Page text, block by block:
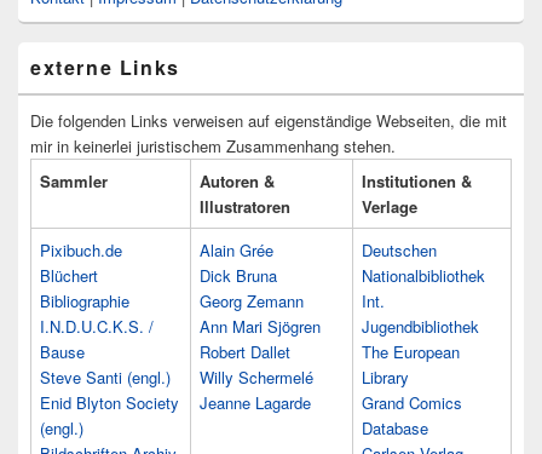
externe Links
Die folgenden Links verweisen auf eigenständige Webseiten, die mit
mir in keinerlei juristischem Zusammenhang stehen.
Sammler
Autoren &
Illustratoren
Institutionen &
Verlage
Pixibuch.de
Blüchert
Bibliographie
I.N.D.U.C.K.S. /
Bause
Steve Santi (engl.)
Enid Blyton Society
(engl.)
Alain Grée
Dick Bruna
Georg Zemann
Ann Mari Sjögren
Robert Dallet
Willy Schermelé
Jeanne Lagarde
Deutschen
Nationalbibliothek
Int.
Jugendbibliothek
The European
Library
Grand Comics
Database